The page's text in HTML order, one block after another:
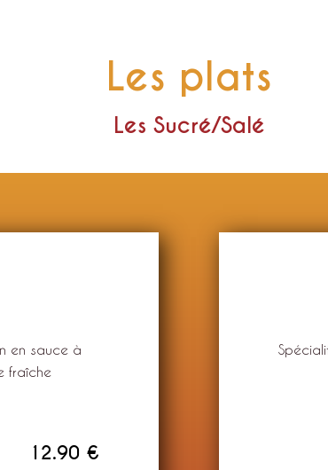
Les plats
Les Sucré/Salé
en sauce à
fraîche
12.90 €